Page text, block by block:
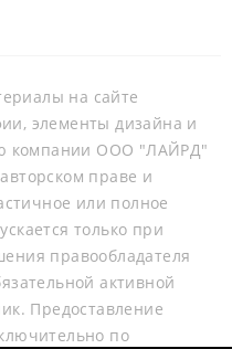
на сайте
элементы дизайна и
компании ООО "ЛАЙРД"
праве и
или полное
только при
правообладателя
активной
Предоставление
по